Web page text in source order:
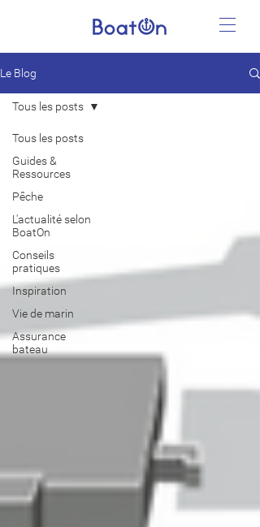
Le Blog
Tous les posts
Guides &
Ressources
Pêche
L'actualité selon
BoatOn
Conseils
pratiques
Inspiration
Vie de marin
Assurance
bateau
Tous les posts